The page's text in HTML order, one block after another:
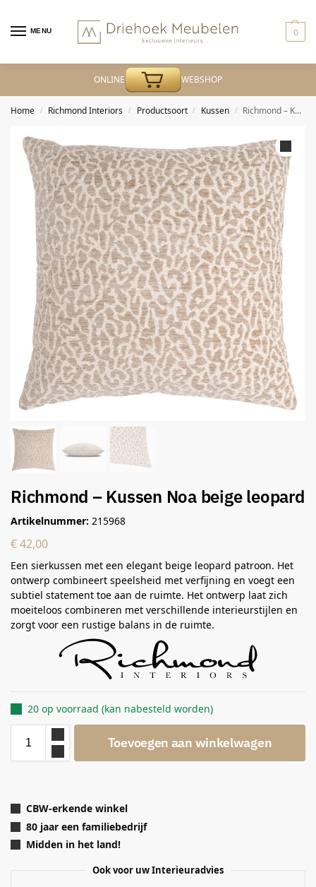
MENU 0
ONLINE WEBSHOP
Home / Richmond Interiors / Productsoort / Kussen / Richmond – Kussen Noa beige leopard
Richmond – Kussen Noa beige leopard
Artikelnummer: 215968
€42,00
Een sierkussen met een elegant beige leopard patroon. Het
ontwerp combineert speelsheid met verfijning en voegt een
subtiel statement toe aan de ruimte. Het ontwerp laat zich
moeiteloos combineren met verschillende interieurstijlen en
zorgt voor een rustige balans in de ruimte.
20 op voorraad (kan nabesteld worden)
Toevoegen aan winkelwagen
CBW-erkende winkel
80 jaar een familiebedrijf
Midden in het land!
Ook voor uw Interieuradvies